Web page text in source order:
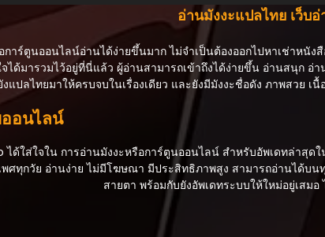
อ่านมังงะแปลไทย เว็บ
การ์ตูนออนไลน์อ่านได้ง่ายขึ้นมาก ไม่จำเป็นต้องออกไปหาเช่าหนั
ด้มารวมไว้อยู่ที่นี่แล้ว ผู้อ่านสามารถเข้าถึงได้ง่ายขึ้น อ่านสนุก อ่า
งแปลไทยมาให้ครบจบในเรื่องเดียว และยังมีมังงะชื่อดัง ภาพสวย
อนไลน์
ด้ใส่ใจใน การอ่านมังงะหรือการ์ตูนออนไลน์ สำหรับอัพเดทล่าสุ
พศทุกวัย อ่านง่าย ไม่มีโฆษณา มีประสิทธิภาพสูง สามารถอ่านได้บ
สายตา พร้อมกับยังอัพเดทระบบให้ใหม่อยู่เสม